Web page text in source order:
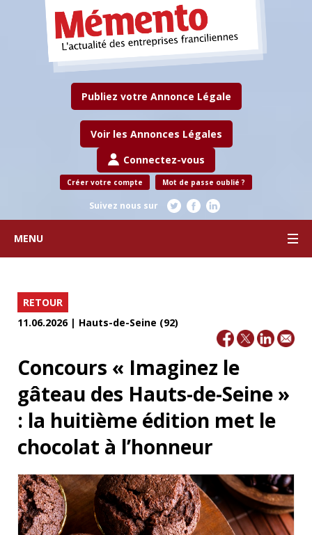
Publiez votre Annonce Légale
Voir les Annonces Légales
Connectez-vous
Créer votre compte Mot de passe oublié ?
Suivez nous sur
MENU
RETOUR
11.06.2026 | Hauts-de-Seine (92)
Concours « Imaginez le
gâteau des Hauts-de-Seine »
: la huitième édition met le
chocolat à l’honneur